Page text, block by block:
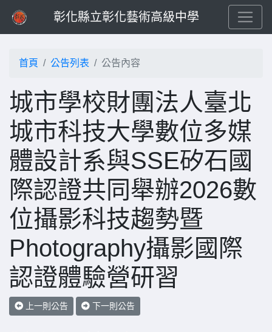
彰化縣立彰化藝術高級中學
首頁 公告列表 公告內容
城市學校財團法人臺北
城市科技大學數位多媒
體設計系與SSE矽石國
際認證共同舉辦2026數
位攝影科技趨勢暨
Photography攝影國際
認證體驗營研習
上一則公告 下一則公告